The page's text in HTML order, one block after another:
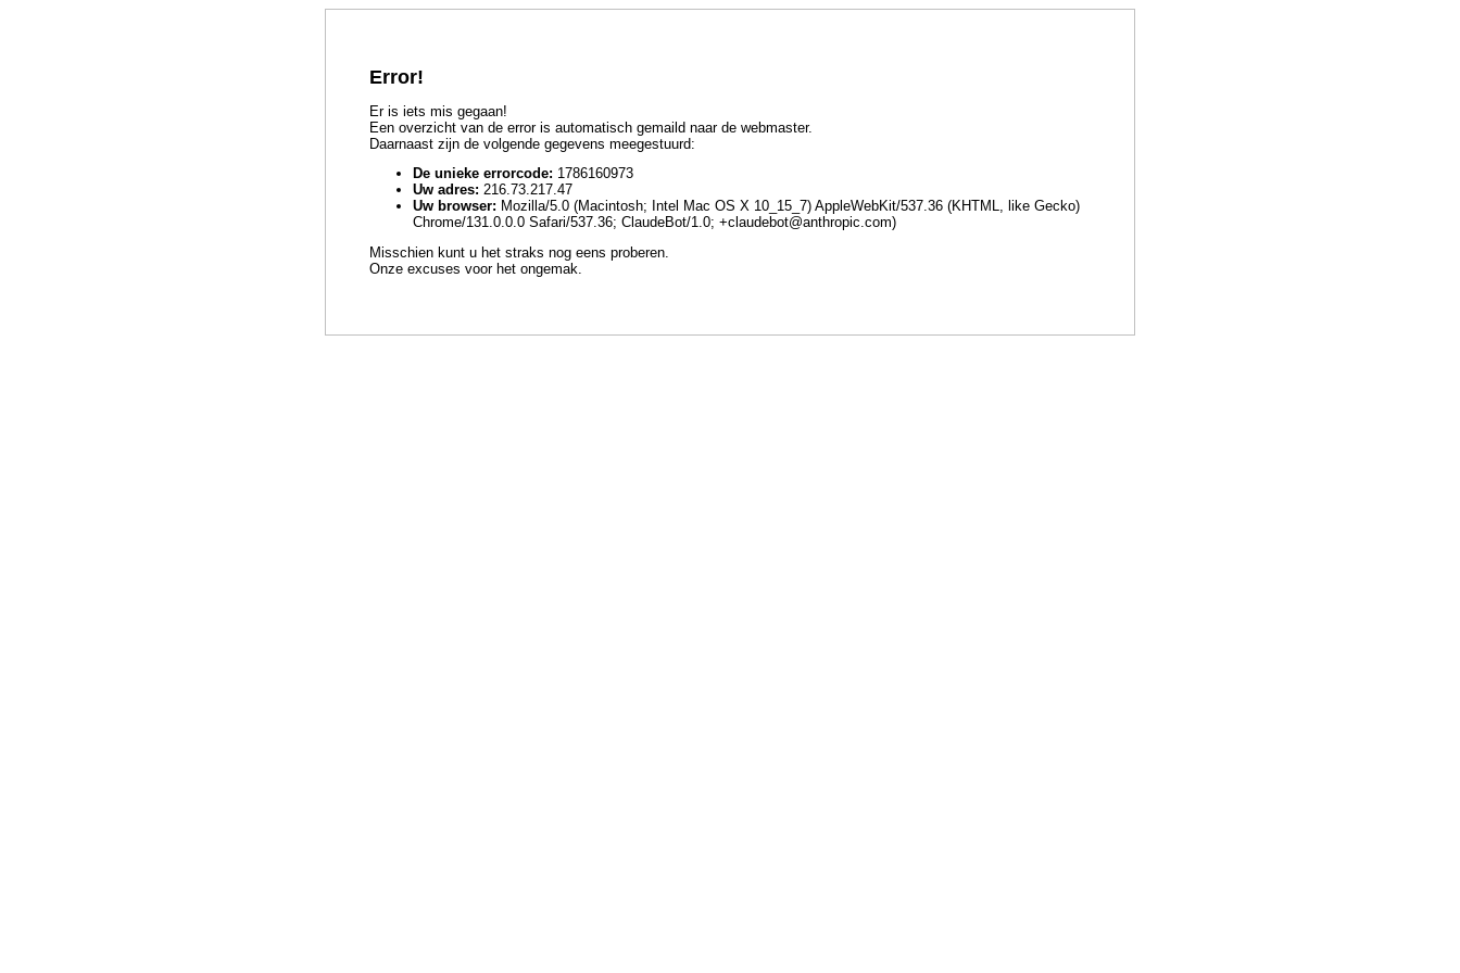
Error!
Er is iets mis gegaan!
Een overzicht van de error is automatisch gemaild naar de webmaster.
Daarnaast zijn de volgende gegevens meegestuurd:
De unieke errorcode: 1786160973
Uw adres: 216.73.217.47
Uw browser: Mozilla/5.0 (Macintosh; Intel Mac OS X 10_15_7) AppleWebKit/537.36 (KHTML, like Gecko)
Chrome/131.0.0.0 Safari/537.36; ClaudeBot/1.0; +claudebot@anthropic.com)
Misschien kunt u het straks nog eens proberen.
Onze excuses voor het ongemak.